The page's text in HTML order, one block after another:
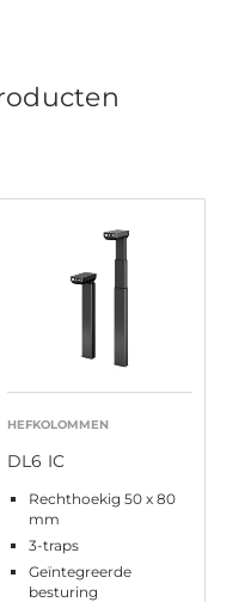
HEFKOLOMMEN
DL6 IC
Rechthoekig 50 x 80
mm
3-traps
Geïntegreerde
besturing